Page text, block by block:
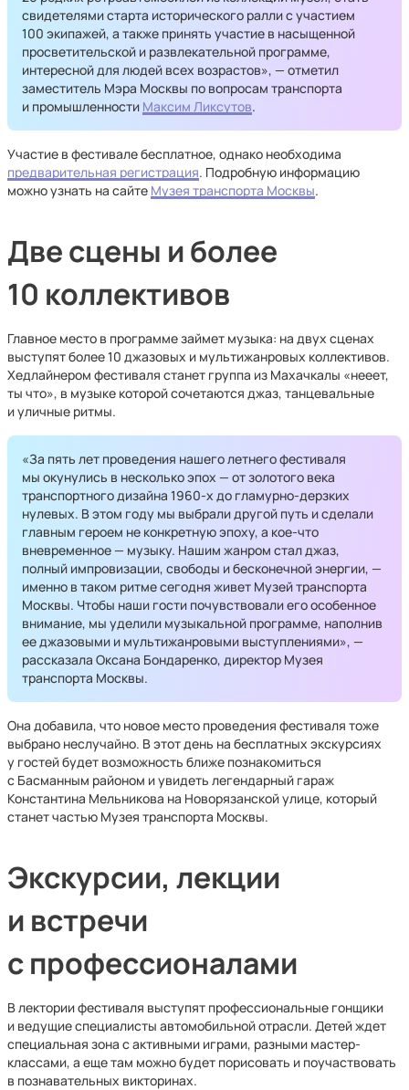
свидетелями старта исторического ралли с участием
100 экипажей, а также принять участие в насыщенной
просветительской и развлекательной программе,
интересной для людей всех возрастов», — отметил
заместитель Мэра Москвы по вопросам транспорта
и промышленности Максим Ликсутов.
Участие в фестивале бесплатное, однако необходима
предварительная регистрация. Подробную информацию
можно узнать на сайте Музея транспорта Москвы.
Две сцены и более
10 коллективов
Главное место в программе займет музыка: на двух сценах
выступят более 10 джазовых и мультижанровых коллективов.
Хедлайнером фестиваля станет группа из Махачкалы «нееет,
ты что», в музыке которой сочетаются джаз, танцевальные
и уличные ритмы.
«За пять лет проведения нашего летнего фестиваля
мы окунулись в несколько эпох — от золотого века
транспортного дизайна 1960-х до гламурно-дерзких
нулевых. В этом году мы выбрали другой путь и сделали
главным героем не конкретную эпоху, а кое-что
вневременное — музыку. Нашим жанром стал джаз,
полный импровизации, свободы и бесконечной энергии, —
именно в таком ритме сегодня живет Музей транспорта
Москвы. Чтобы наши гости почувствовали его особенное
внимание, мы уделили музыкальной программе, наполнив
ее джазовыми и мультижанровыми выступлениями», —
рассказала Оксана Бондаренко, директор Музея
транспорта Москвы.
Она добавила, что новое место проведения фестиваля тоже
выбрано неслучайно. В этот день на бесплатных экскурсиях
у гостей будет возможность ближе познакомиться
с Басманным районом и увидеть легендарный гараж
Константина Мельникова на Новорязанской улице, который
станет частью Музея транспорта Москвы.
Экскурсии, лекции
и встречи
с профессионалами
В лектории фестиваля выступят профессиональные гонщики
и ведущие специалисты автомобильной отрасли. Детей ждет
специальная зона с активными играми, разными мастер-
классами, а еще там можно будет порисовать и поучаствовать
в познавательных викторинах.